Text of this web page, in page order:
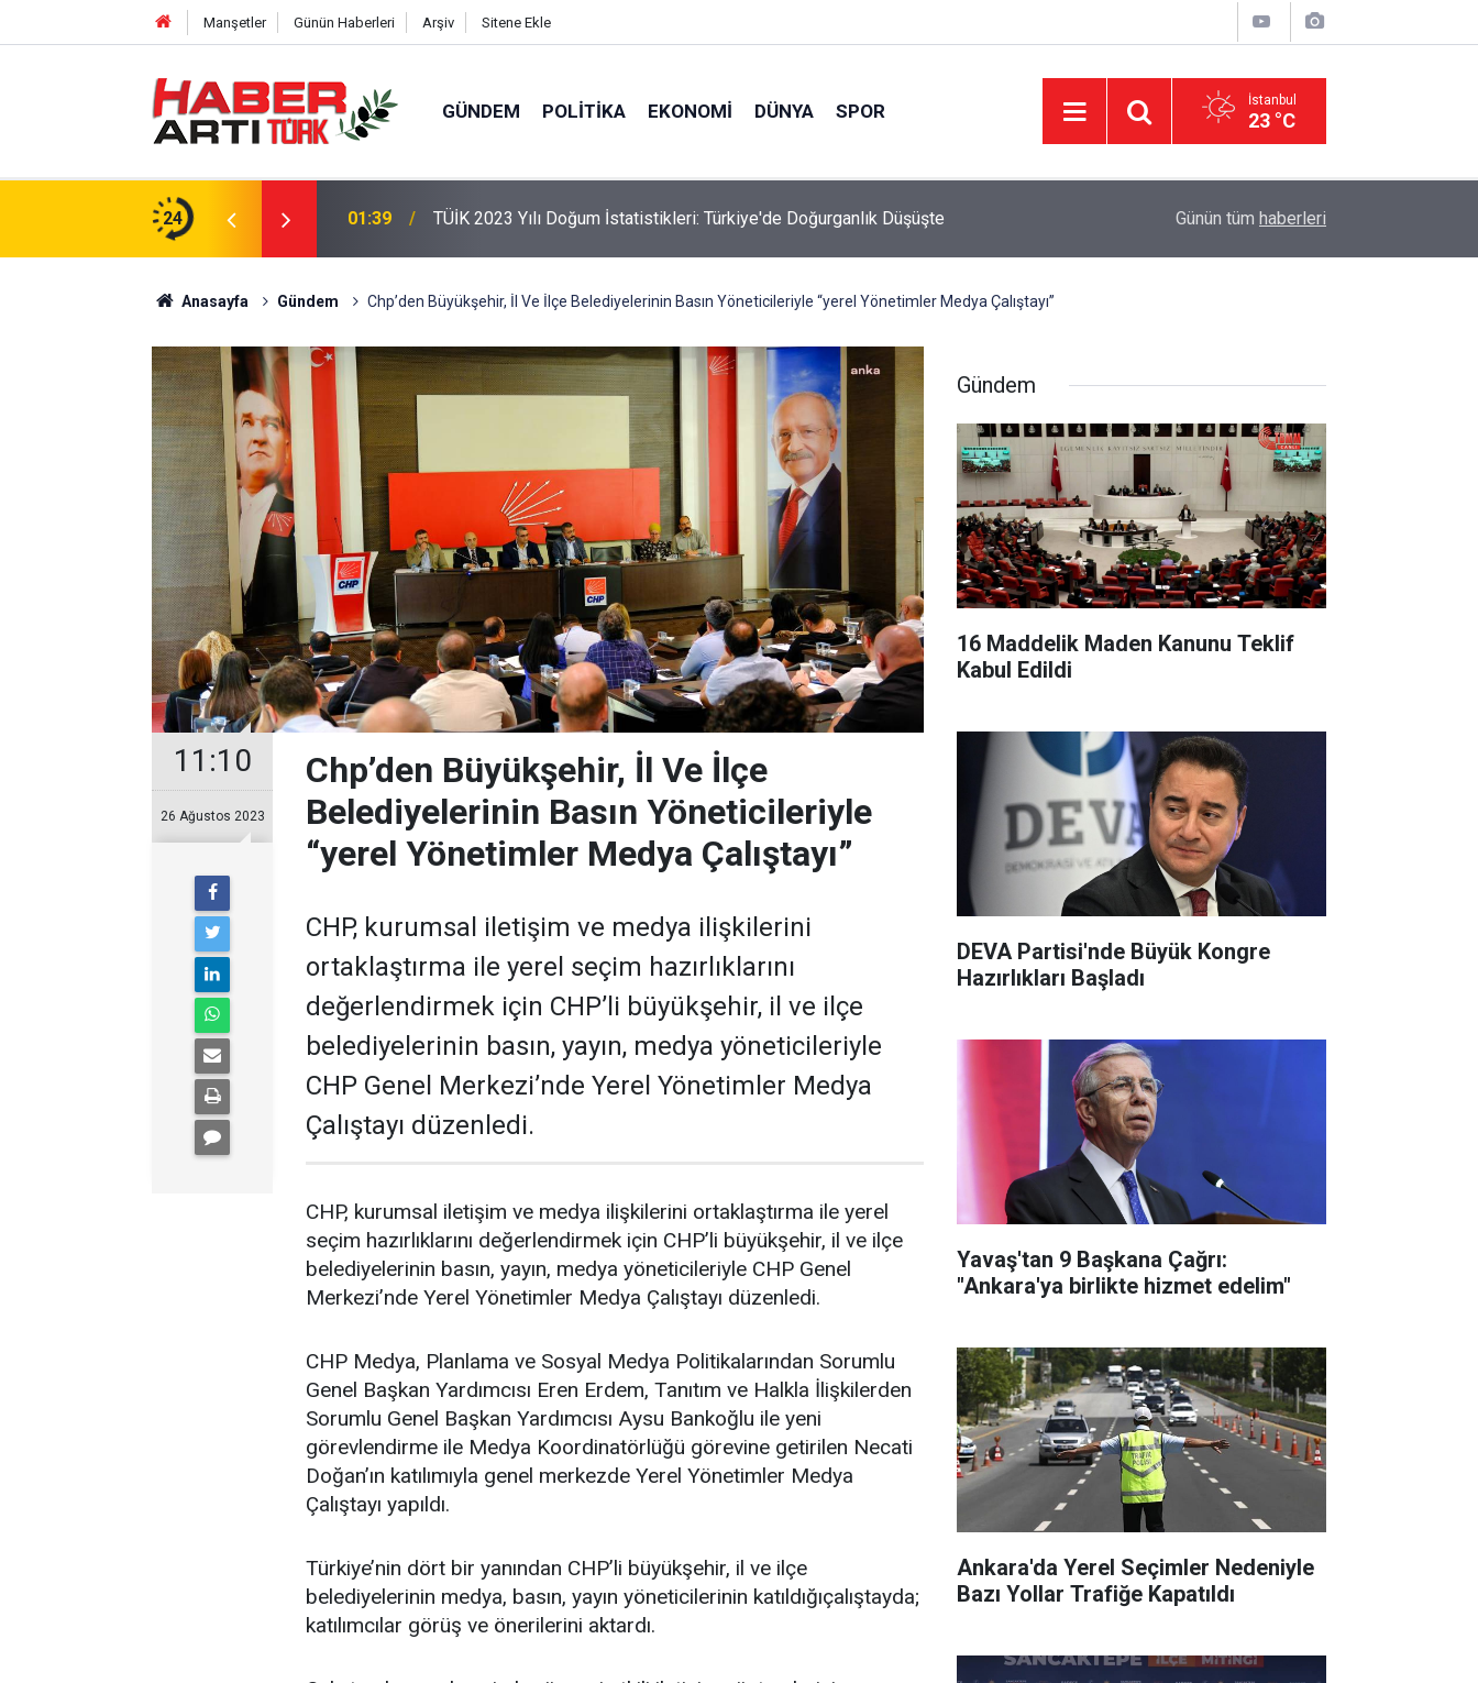
Manşetler Günün Haberleri Arşiv Sitene Ekle
GÜNDEM POLITIKA EKONOMI DÜNYA SPOR İstanbul
23 °C
24
Türkiye'de Doğurganlık Düşüşte 22:47 16 Maddelik Maden Kanunu Teklif Kabul Edildi DEVA Partisi'nde Büyük Kongre Hazırlıkları
Günün tüm haberleri
Anasayfa Gündem Chp’den Büyükşehir, İl Ve İlçe Belediyelerinin Basın Yöneticileriyle “yerel Yönetimler Medya Çalıştayı”
11:10
26 Ağustos 2023
Chp’den Büyükşehir, İl Ve İlçe
Belediyelerinin Basın Yöneticileriyle
“yerel Yönetimler Medya Çalıştayı”
CHP, kurumsal iletişim ve medya ilişkilerini
ortaklaştırma ile yerel seçim hazırlıklarını
değerlendirmek için CHP’li büyükşehir, il ve ilçe
belediyelerinin basın, yayın, medya yöneticileriyle
CHP Genel Merkezi’nde Yerel Yönetimler Medya
Çalıştayı düzenledi.
CHP, kurumsal iletişim ve medya ilişkilerini ortaklaştırma ile yerel
seçim hazırlıklarını değerlendirmek için CHP’li büyükşehir, il ve ilçe
belediyelerinin basın, yayın, medya yöneticileriyle CHP Genel
Merkezi’nde Yerel Yönetimler Medya Çalıştayı düzenledi.
CHP Medya, Planlama ve Sosyal Medya Politikalarından Sorumlu
Genel Başkan Yardımcısı Eren Erdem, Tanıtım ve Halkla İlişkilerden
Sorumlu Genel Başkan Yardımcısı Aysu Bankoğlu ile yeni
görevlendirme ile Medya Koordinatörlüğü görevine getirilen Necati
Doğan’ın katılımıyla genel merkezde Yerel Yönetimler Medya
Çalıştayı yapıldı.
Türkiye’nin dört bir yanından CHP’li büyükşehir, il ve ilçe
belediyelerinin medya, basın, yayın yöneticilerinin katıldığıçalıştayda;
katılımcılar görüş ve önerilerini aktardı.
Gündem
16 Maddelik Maden Kanunu Teklif
Kabul Edildi
DEVA Partisi'nde Büyük Kongre
Hazırlıkları Başladı
Yavaş'tan 9 Başkana Çağrı:
"Ankara'ya birlikte hizmet edelim"
Ankara'da Yerel Seçimler Nedeniyle
Bazı Yollar Trafiğe Kapatıldı